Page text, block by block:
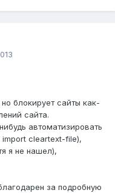
блокирует сайты как-
сайта.
автоматизировать
cleartext-file),
я не нашел),
за подробную